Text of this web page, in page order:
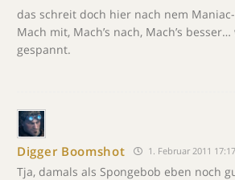
das schreit doch hier nach nem
Mach mit, Mach’s nach, Mach’s
gespannt.
Digger Boomshot 1. Februar 2011 17:17
Tja, damals als Spongebob eben noch